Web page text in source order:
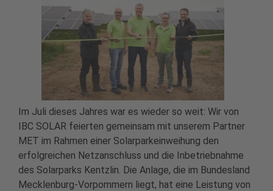
Im Juli dieses Jahres war es wieder so weit: Wir von
IBC SOLAR feierten gemeinsam mit unserem Partner
MET im Rahmen einer Solarparkeinweihung den
erfolgreichen Netzanschluss und die Inbetriebnahme
des Solarparks Kentzlin. Die Anlage, die im Bundesland
Mecklenburg-Vorpommern liegt, hat eine Leistung von